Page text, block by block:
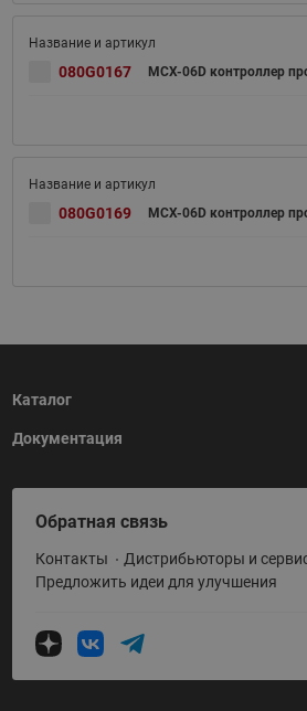
080G0167 MCX-06D контроллер
080G0169 MCX-06D контроллер
Каталог
Тепловая автоматика
Холодильная техника
Приводная техника
Промышленная автоматика
Теплообменное оборудование
Насосное оборудование
Документация
HeatPlatform (Тепловая платформа)
Полезные программы и инструменты
Условия поставки
Обратная связь
Контакты
Дистрибьюторы и
Предложить идеи для улучшения